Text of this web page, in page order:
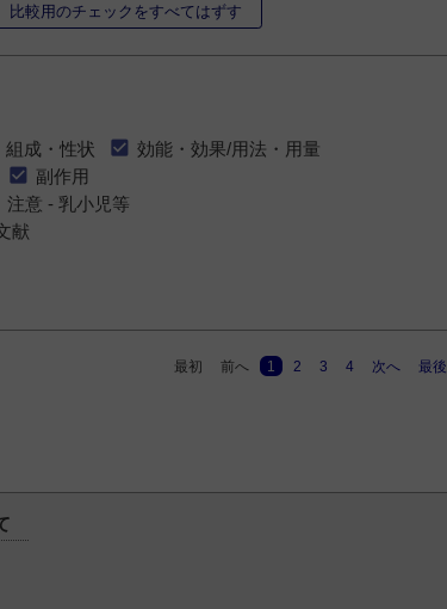
比較用のチェックをすべてはずす
組成・性状
効能・効果/用法・用量
副作用
注意 - 乳小児等
献
最初 前へ 1 2 3 4 次へ 最後